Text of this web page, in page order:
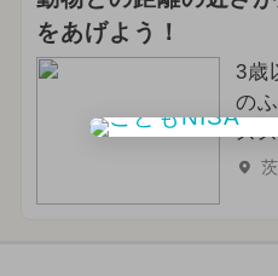
をあげよう！
3歳
の
ス